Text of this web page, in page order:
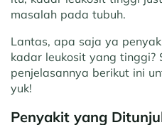
masalah pada tubuh.
Lantas, apa saja ya
kadar leukosit yang tinggi?
penjelasannya berikut ini
yuk!
Penyakit yang